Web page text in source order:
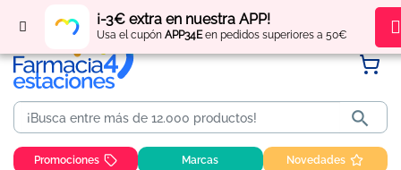
¡-3€ extra en nuestra APP!
Usa el cupón APP34Een pedidos superiores a 50€
Regístratey obtén puntos por tus compras

Promociones Marcas Novedades